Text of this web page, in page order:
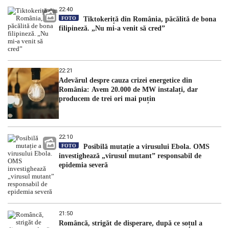
22:40
FOTO
Tiktokeriță din România, păcălită de bona
filipineză. „Nu mi-a venit să cred”
22:21
Adevărul despre cauza crizei energetice din
România: Avem 20.000 de MW instalați, dar
producem de trei ori mai puțin
22:10
FOTO
Posibilă mutație a virusului Ebola. OMS
investighează „virusul mutant” responsabil de
epidemia severă
21:50
Româncă, strigăt de disperare, după ce soțul a